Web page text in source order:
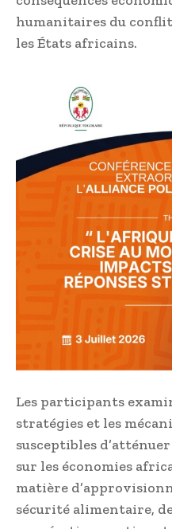
humanitaires du
les États africains.
Les participants
stratégies et les
susceptibles
sur les économies
matière
sécurité alimentaire,